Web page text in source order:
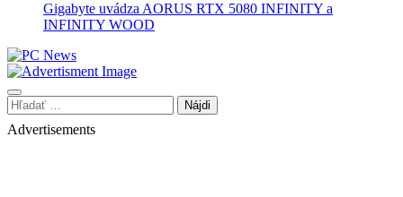
Gigabyte uvádza AORUS RTX 5080 INFINITY a
INFINITY WOOD
Hľadať:
Advertisements